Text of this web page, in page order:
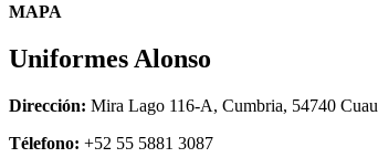
MAPA
Uniformes Alonso
Dirección: Mira Lago 116-A, Cumbria, 54740
Télefono: +52 55 5881 3087